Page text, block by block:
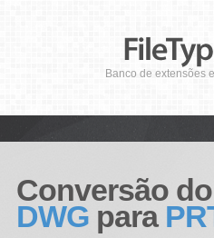
Banco de extensões
Conversão
DWG para